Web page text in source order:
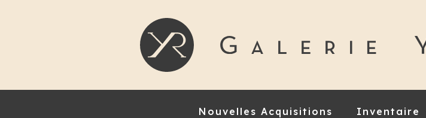
Nouvelles Acquisitions Inventaire